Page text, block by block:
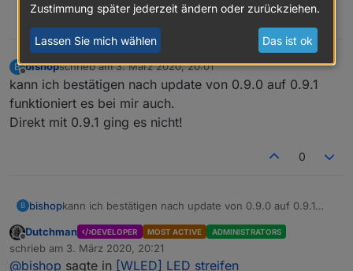
B
Offline
bishopschrieb am3. März 2020, 20:01
zuletzt editiert von
kann ich bestätigen nach update von 0.9.0 auf 0.9.1
funktioniert es bei mir auch.
Direkt mit 0.9.1 ging es nicht!
0
B bishopkann ich bestätigen nach update von 0.9.0 auf 0.9.1
Direkt mit 0.9.1 ging es nicht!
Offline
Dutchman DEVELOPER MOST ACTIVE ADMINISTRATORS
schrieb am 3. März 2020, 20:21
zuletzt editiert von
@bishop sagte in [WLED] LED streifen
Zustimmung später jederzeit ändern oder zurückziehen.
Lassen Sie mich wählen Das ist ok